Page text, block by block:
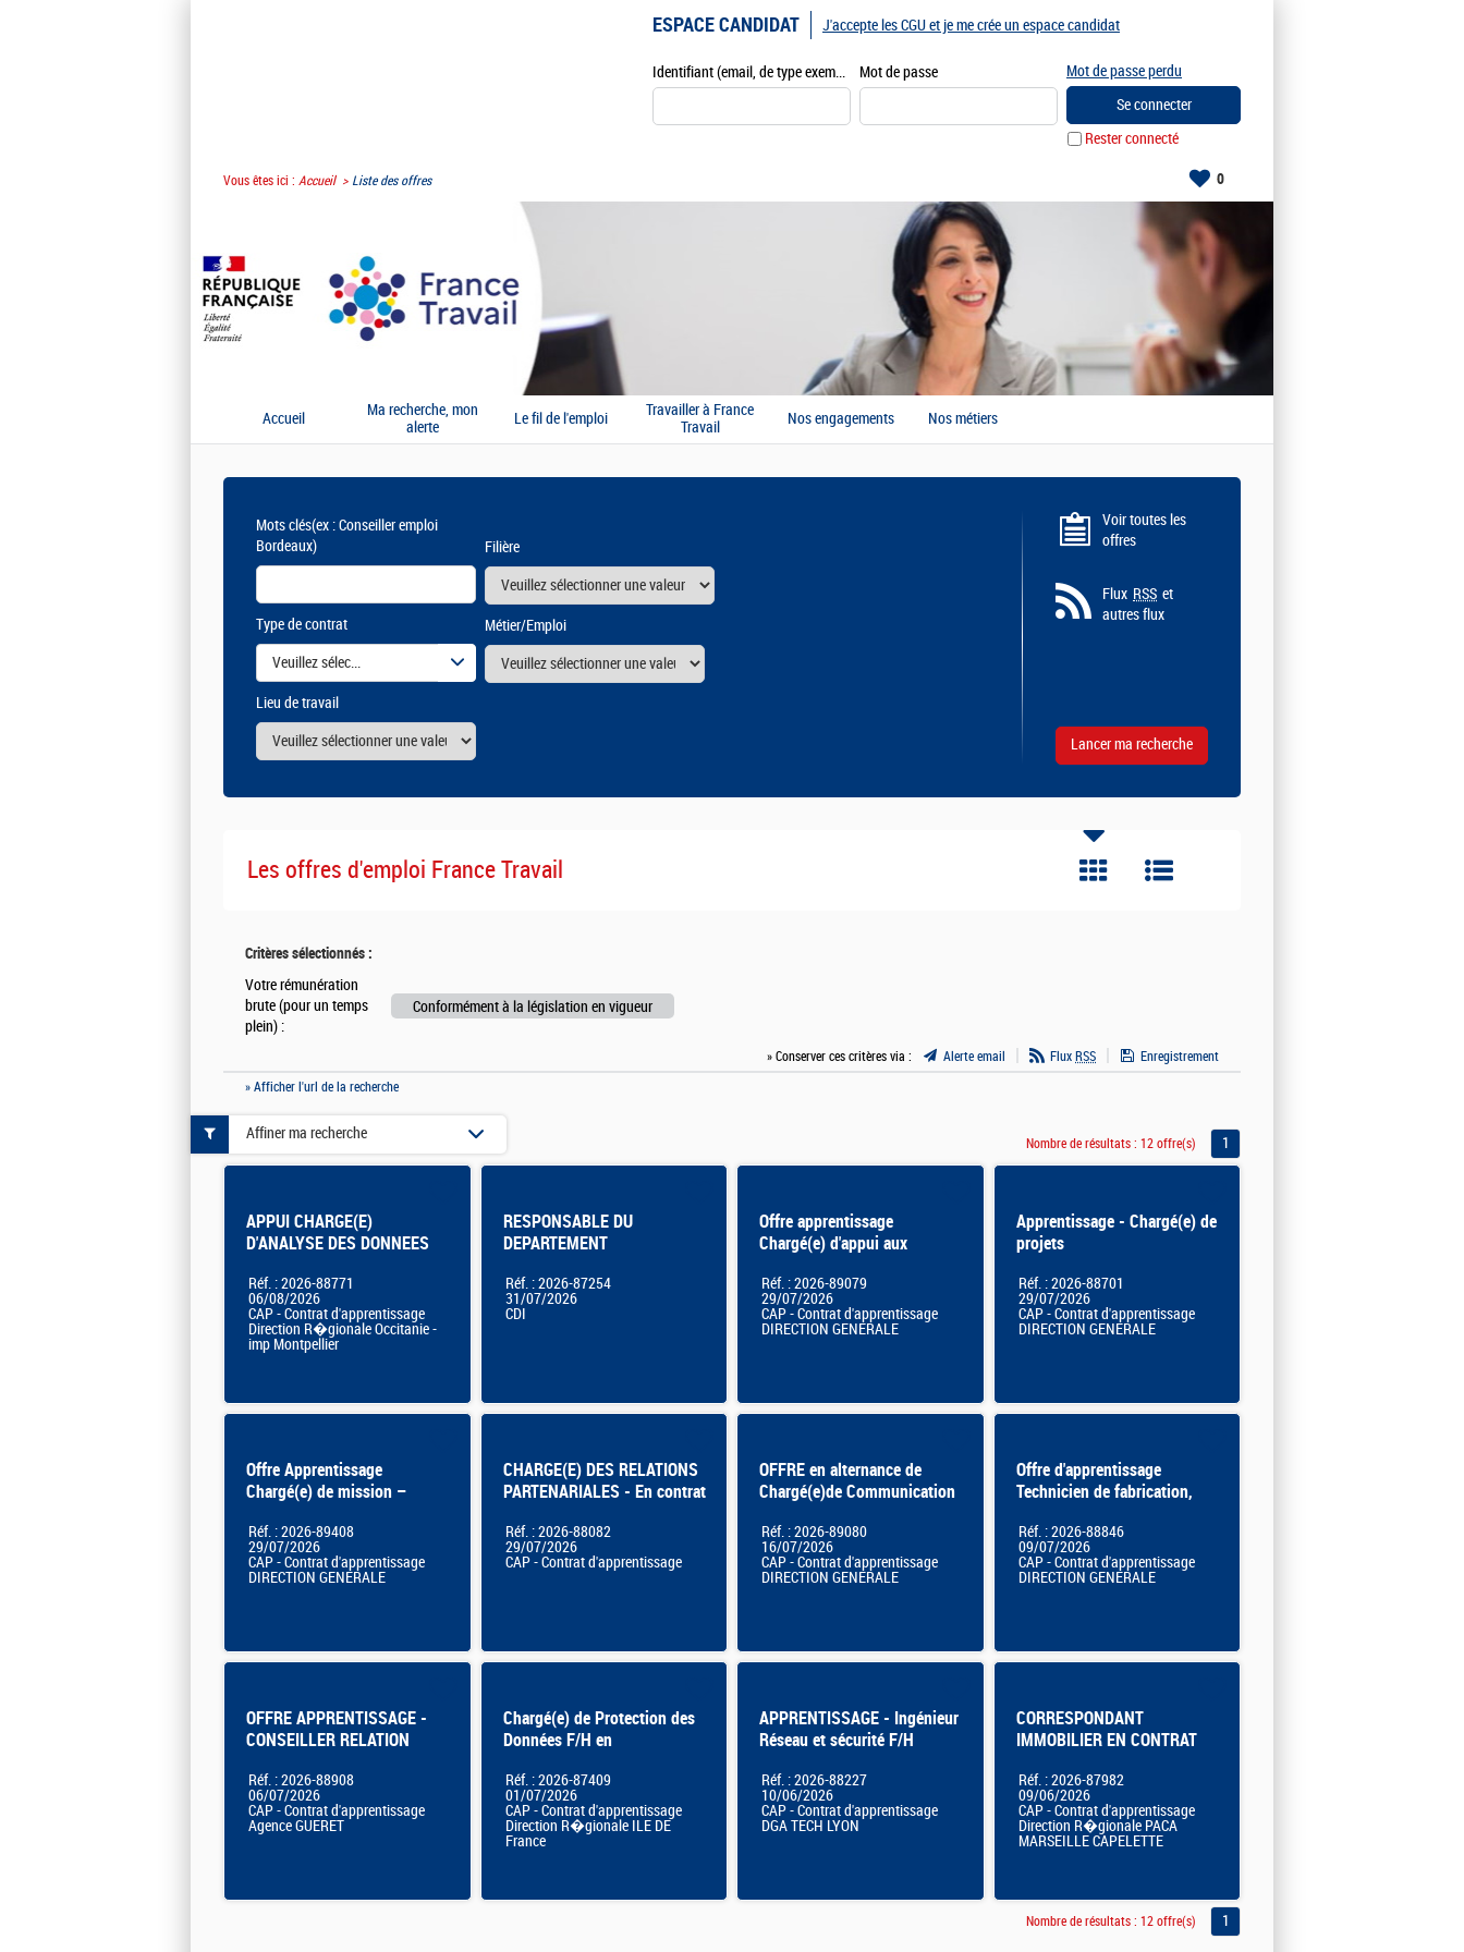
ESPACE CANDIDAT
Identifiant (email, de type exemple@exemple.fr) Mot de passe
Rester connecté
Mot de passe perdu
J'accepte les CGU et je me crée un espace candidat
Vous êtes ici : Accueil Liste des offres 0
Accueil
Ma recherche, mon
alerte
Le fil de l'emploi
Travailler à France
Travail
Nos engagements Nos métiers
Mots clés(ex : Conseiller emploi
Bordeaux)
Filière
Type de contrat
Veuillez sélectionner une ou des valeurs
Métier/Emploi
Lieu de travail
Voir toutes les
offres
Flux RSS et
autres flux
Les offres d'emploi France Travail
Critères sélectionnés :
Votre rémunération
brute (pour un temps
plein) :
Conformément à la législation en vigueur
» Conserver ces critères via : Alerte email Flux RSS
Enregistrement
» Afficher l'url de la recherche
Nombre de résultats : 12 offre(s) 1
APPUI CHARGE(E)
D'ANALYSE DES DONNEES
APPRENTISSAGE
Réf. : 2026-88771
06/08/2026
CAP - Contrat d'apprentissage
Direction R�gionale Occitanie -
imp Montpellier
RESPONSABLE DU
DEPARTEMENT
TRAVAIL ET SECURITE-
DIRECTION GENERALE
Réf. : 2026-87254
31/07/2026
CDI
Offre apprentissage
Chargé(e) d'appui aux
déontologie F/H
Réf. : 2026-89079
29/07/2026
CAP - Contrat d'apprentissage
DIRECTION GENERALE
Apprentissage - Chargé(e) de
projets
Réf. : 2026-88701
29/07/2026
CAP - Contrat d'apprentissage
DIRECTION GENERALE
Offre Apprentissage
Chargé(e) de mission –
l'emploi F/H
Réf. : 2026-89408
29/07/2026
CAP - Contrat d'apprentissage
DIRECTION GENERALE
CHARGE(E) DES RELATIONS
PARTENARIALES - En contrat
Réf. : 2026-88082
29/07/2026
CAP - Contrat d'apprentissage
OFFRE en alternance de
Chargé(e)de Communication
Réf. : 2026-89080
16/07/2026
CAP - Contrat d'apprentissage
DIRECTION GENERALE
Offre d'apprentissage
Technicien de fabrication,
Réf. : 2026-88846
09/07/2026
CAP - Contrat d'apprentissage
DIRECTION GENERALE
OFFRE APPRENTISSAGE -
CONSEILLER RELATION
Réf. : 2026-88908
06/07/2026
CAP - Contrat d'apprentissage
Agence GUERET
Chargé(e) de Protection des
Données F/H en
Réf. : 2026-87409
01/07/2026
CAP - Contrat d'apprentissage
Direction R�gionale ILE DE
France
APPRENTISSAGE - Ingénieur
Réseau et sécurité F/H
Réf. : 2026-88227
10/06/2026
CAP - Contrat d'apprentissage
DGA TECH LYON
CORRESPONDANT
IMMOBILIER EN CONTRAT
Réf. : 2026-87982
09/06/2026
CAP - Contrat d'apprentissage
Direction R�gionale PACA
MARSEILLE CAPELETTE
Affiner ma recherche
Nombre de résultats : 12 offre(s) 1